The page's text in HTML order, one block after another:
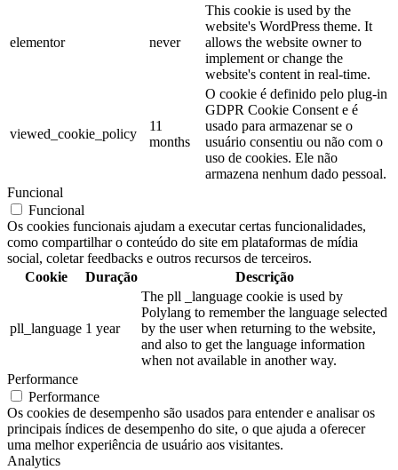
elementor never
This cookie is used by the
website's WordPress theme. It
allows the website owner to
implement or change the
website's content in real-time.
viewed_cookie_policy
11
months
O cookie é definido pelo plug-in
GDPR Cookie Consent e é
usado para armazenar se o
usuário consentiu ou não com o
uso de cookies. Ele não
armazena nenhum dado pessoal.
Funcional
Funcional
Os cookies funcionais ajudam a executar certas funcionalidades,
como compartilhar o conteúdo do site em plataformas de mídia
social, coletar feedbacks e outros recursos de terceiros.
Cookie
Duração Descrição
pll_language 1 year
The pll _language cookie is used by
Polylang to remember the language selected
by the user when returning to the website,
and also to get the language information
when not available in another way.
Performance
Performance
Os cookies de desempenho são usados para entender e analisar os
principais índices de desempenho do site, o que ajuda a oferecer
uma melhor experiência de usuário aos visitantes.
Analytics